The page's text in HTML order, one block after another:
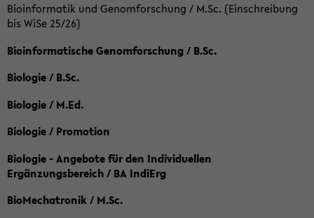
Bioinformatik und Genomforschung / M.Sc. (Einschreibung
bis WiSe 25/26)
Bioinformatische Genomforschung / B.Sc.
Biologie / B.Sc.
Biologie / M.Ed.
Biologie / Promotion
Biologie - Angebote für den Individuellen
Ergänzungsbereich / BA IndiErg
BioMechatronik / M.Sc.